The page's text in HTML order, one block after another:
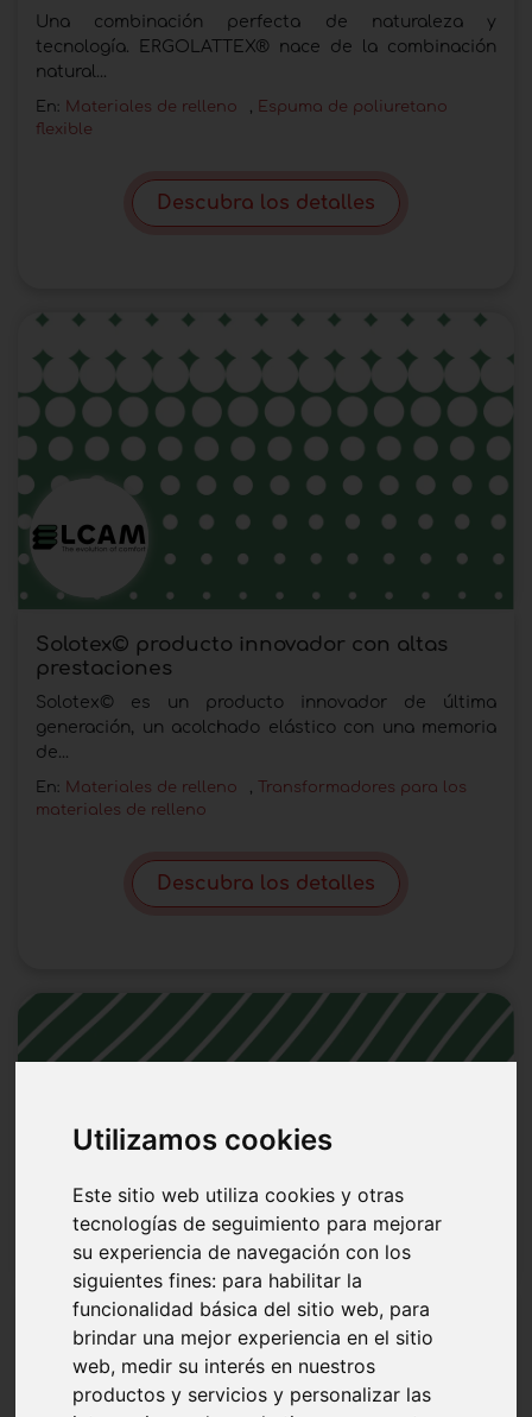
Utilizamos cookies
Este sitio web utiliza cookies y otras
tecnologías de seguimiento para mejorar
su experiencia de navegación con los
siguientes fines: para habilitar la
funcionalidad básica del sitio web, para
brindar una mejor experiencia en el sitio
web, medir su interés en nuestros
productos y servicios y personalizar las
Una combinación perfecta de naturaleza y
tecnología. ERGOLATTEX® nace de la combinación
natural...
En: Materiales de relleno
Espuma de poliuretano
flexible
Descubra los detalles
Solotex© producto innovador con altas
prestaciones
Solotex© es un producto innovador de última
generación, un acolchado elástico con una memoria
de...
En: Materiales de relleno
Transformadores para los
materiales de relleno
Descubra los detalles
Tejido hidrófugo impermeable para exterior,
contract y náutica
El tejido hidrófugo en exclusiva para Elcam se utiliza
para toda la producción exterior, contract y...